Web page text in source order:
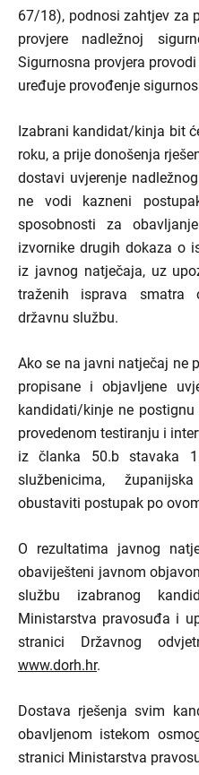
67/18), podnosi zahtjev za
provjere nadležnoj
Sigurnosna provjera
uređuje provođenje
Izabrani kandidat/kinja bit
roku, a prije donošenja
dostavi uvjerenje
ne vodi kazneni
sposobnosti za
izvornike drugih dokaza o
iz javnog natječaja, uz
traženih isprava smatra
državnu službu.
Ako se na javni natječaj ne
propisane i objavljene
kandidati/kinje ne
provedenom testiranju i
iz članka 50.b stavaka
službenicima,
obustaviti postupak po
O rezultatima javnog
obaviješteni javnom
službu izabranog
Ministarstva pravosuđa i
stranici Državnog
www.dorh.hr.
Dostava rješenja svim
obavljenom istekom
stranici Ministarstva